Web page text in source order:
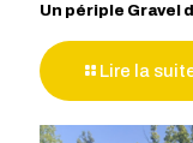
Un périple Gravel
Lire la